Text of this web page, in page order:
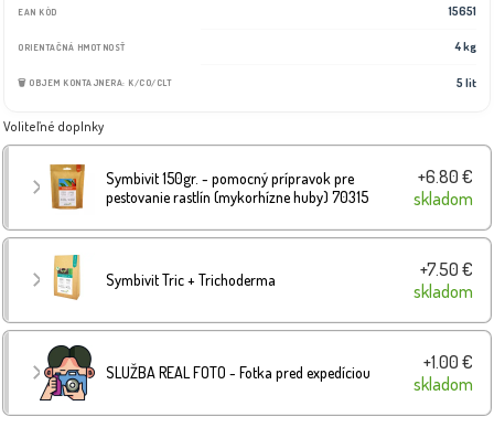
EAN KÓD 15651
ORIENTAČNÁ HMOTNOSŤ 4 kg
🗑️ OBJEM KONTAJNERA: K/CO/CLT 5 lit
Voliteľné doplnky
Symbivit 150gr. - pomocný prípravok pre
pestovanie rastlín (mykorhízne huby) 70315
+6.80 €
skladom
Symbivit Tric + Trichoderma
+7.50 €
skladom
SLUŽBA REAL FOTO - Fotka pred expedíciou
+1.00 €
skladom